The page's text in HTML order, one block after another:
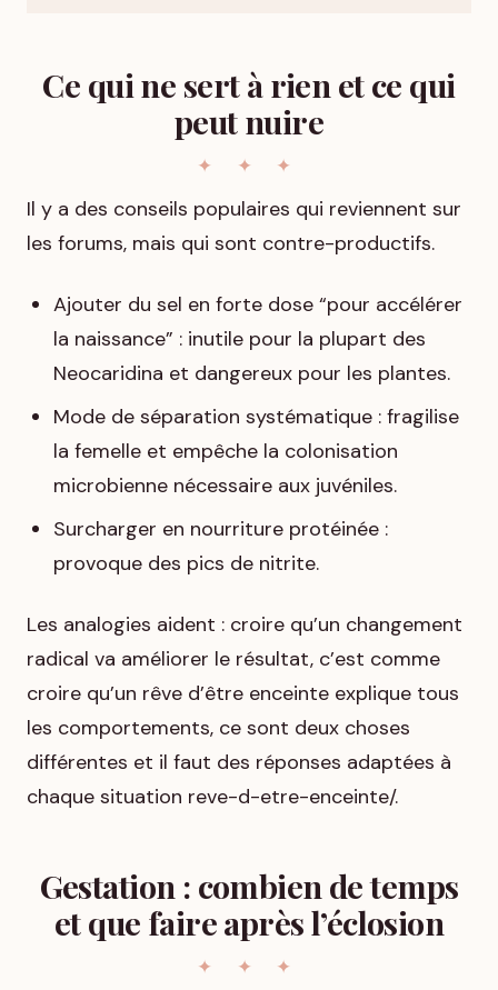
Ce qui ne sert à rien et ce qui
peut nuire
Il y a des conseils populaires qui reviennent sur
les forums, mais qui sont contre-productifs.
Ajouter du sel en forte dose “pour accélérer
la naissance” : inutile pour la plupart des
Neocaridina et dangereux pour les plantes.
Mode de séparation systématique : fragilise
la femelle et empêche la colonisation
microbienne nécessaire aux juvéniles.
Surcharger en nourriture protéinée :
provoque des pics de nitrite.
Les analogies aident : croire qu’un changement
radical va améliorer le résultat, c’est comme
croire qu’un rêve d’être enceinte explique tous
les comportements, ce sont deux choses
différentes et il faut des réponses adaptées à
chaque situation reve-d-etre-enceinte/.
Gestation : combien de temps
et que faire après l’éclosion